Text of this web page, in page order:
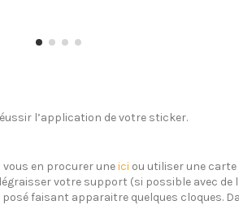
l’application de votre sticker.
vous en procurer uneici ou utiliser une
votre support (si possible avec de
faisant apparaitre quelques cloques.